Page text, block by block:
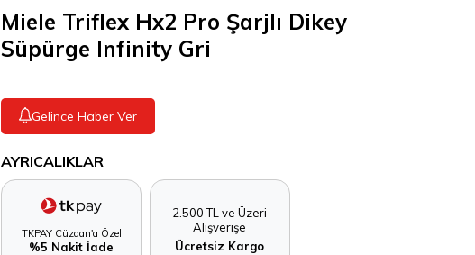
Miele Triflex Hx2 Pro Şarjlı Dikey
Süpürge Infinity Gri
Gelince Haber Ver
AYRICALIKLAR
TKPAY Cüzdan'a Özel
%5 Nakit İade
2.500 TL ve Üzeri
Alışverişe
Ücretsiz Kargo